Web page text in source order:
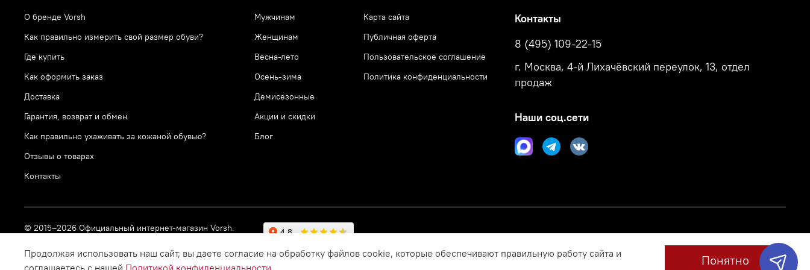
О бренде Vorsh
Как правильно измерить свой размер обуви?
Где купить
Как оформить заказ
Доставка
Гарантия, возврат и обмен
Как правильно ухаживать за кожаной обувью?
Отзывы о товарах
Контакты
Мужчинам
Женщинам
Весна-лето
Осень-зима
Демисезонные
Акции и скидки
Блог
Карта сайта
Публичная оферта
Пользовательское соглашение
Политика конфиденциальности
Контакты
8 (495) 109-22-15
г. Москва, 4-й Лихачёвский переулок, 13, отдел
продаж
Наши соц.сети
© 2015–2026 Официальный интернет-магазин Vorsh.
Продолжая использовать наш сайт, вы даете согласие на обработку файлов cookie, которые обеспечивают правильную работу сайта и
соглашаетесь с нашей Политикой конфиденциальности Понятно